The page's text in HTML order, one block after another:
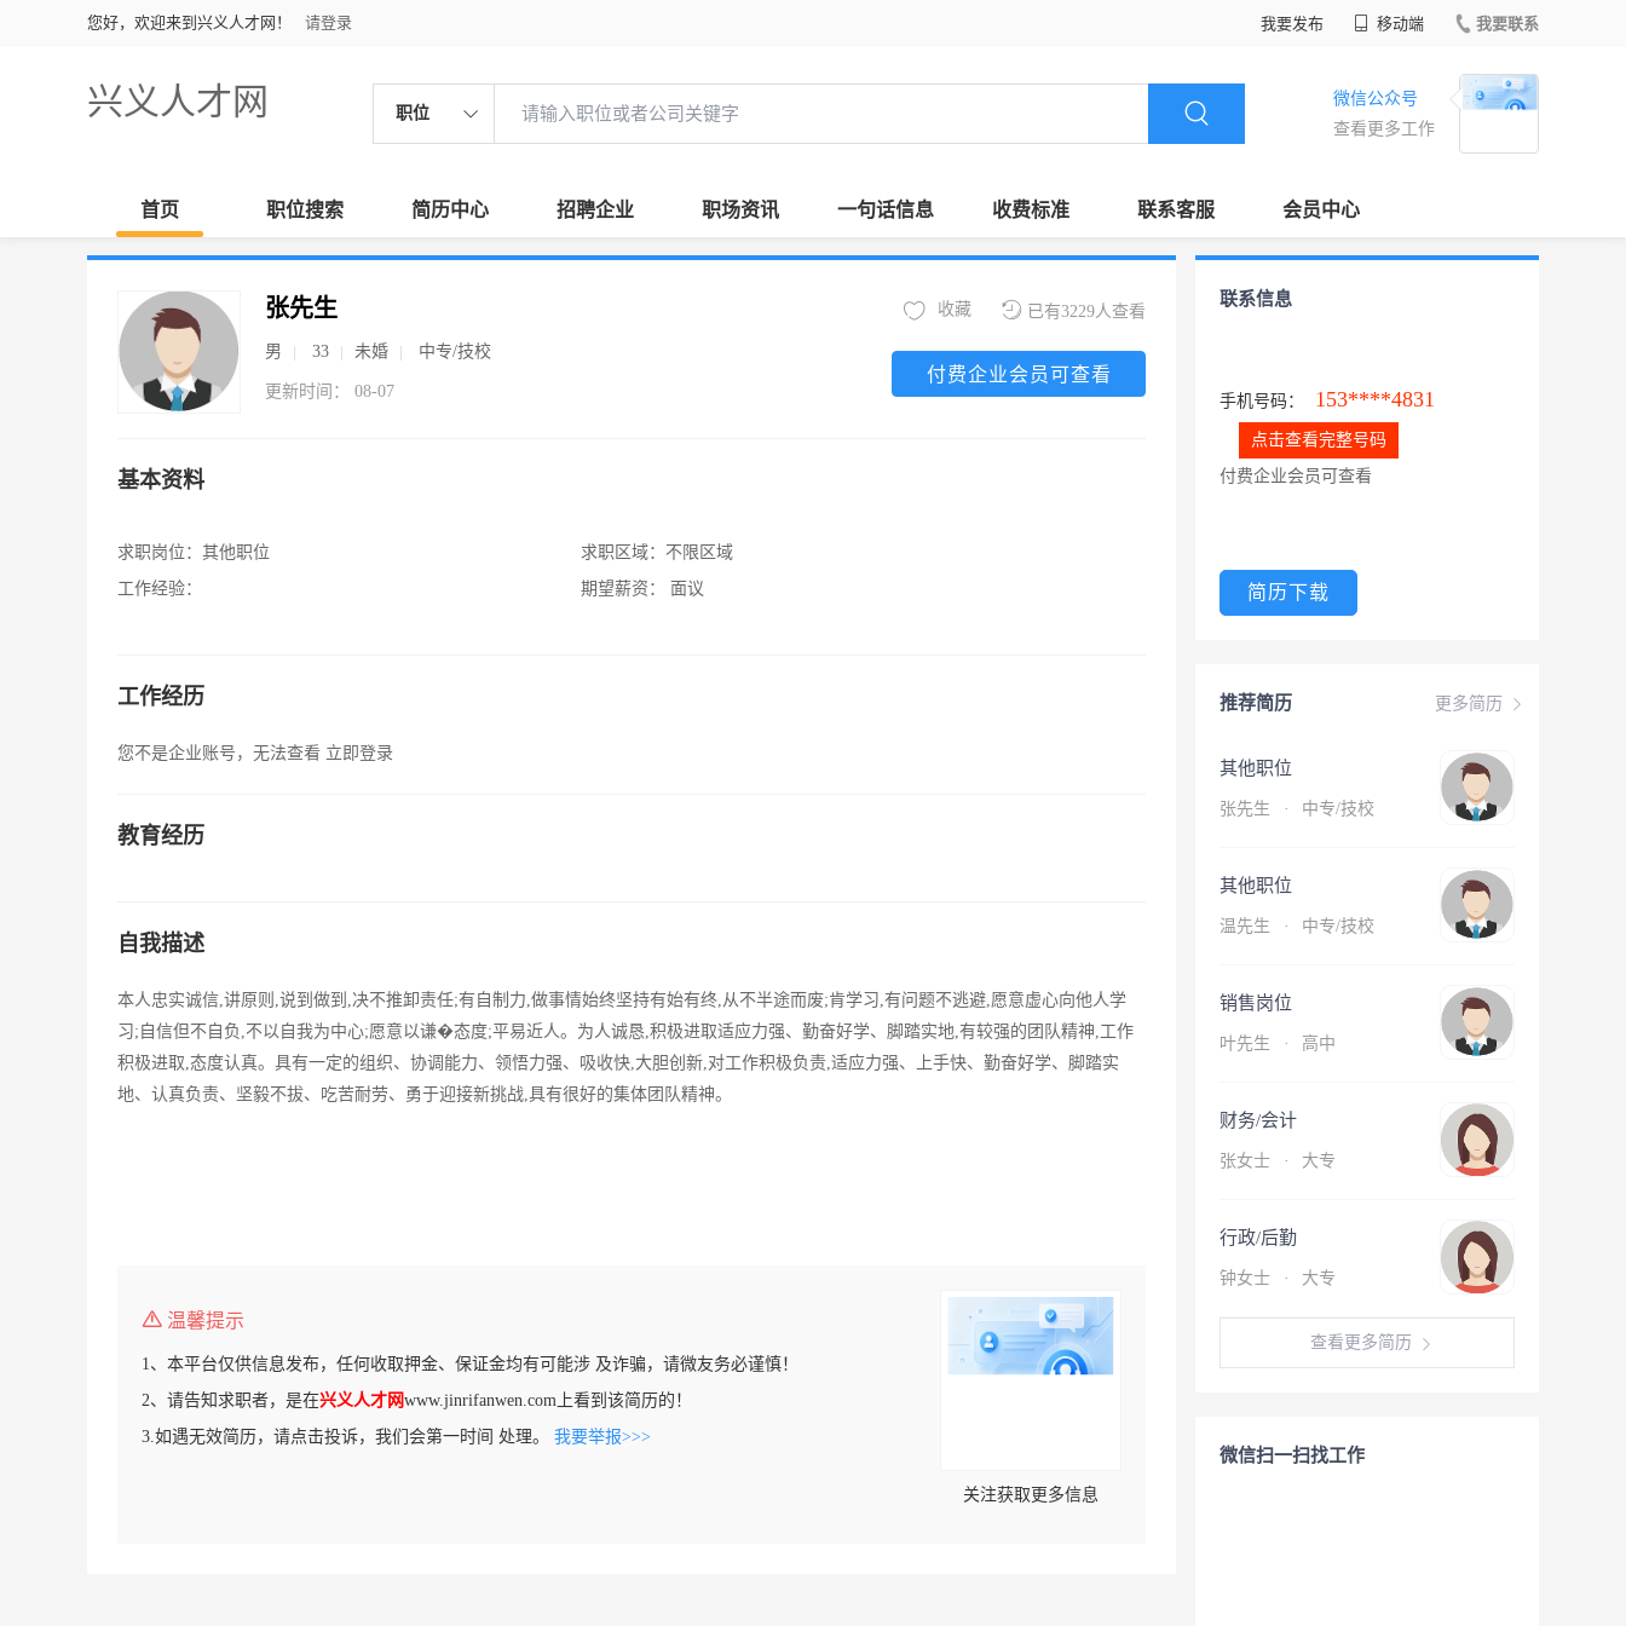
您好，欢迎来到兴义人才网！ 请登录 我要发布 移动端 我要联系
兴义人才网 职位
微信公众号
查看更多工作
首页 职位搜索 简历中心 招聘企业 职场资讯 一句话信息 收费标准 联系客服 会员中心
张先生
男 33 未婚 中专/技校
更新时间： 08-07
已有3229人查看
收藏
付费企业会员可查看
基本资料
求职岗位： 其他职位
工作经验：
求职区域： 不限区域
期望薪资：
面议
工作经历
您不是企业账号，无法查看 立即登录
教育经历
自我描述
本人忠实诚信,讲原则,说到做到,决不推卸责任;有自制力,做事情始终坚持有始有终,从不半途而废;肯学习,有问题不逃避,愿意虚心向他人学
习;自信但不自负,不以自我为中心;愿意以谦�态度;平易近人。为人诚恳,积极进取适应力强、勤奋好学、脚踏实地,有较强的团队精神,工作
积极进取,态度认真。具有一定的组织、协调能力、领悟力强、吸收快,大胆创新,对工作积极负责,适应力强、上手快、勤奋好学、脚踏实
地、认真负责、坚毅不拔、吃苦耐劳、勇于迎接新挑战,具有很好的集体团队精神。
温馨提示
1、本平台仅供信息发布，任何收取押金、保证金均有可能涉 及诈骗，请微友务必谨慎！
2、请告知求职者，是在兴义人才网www.jinrifanwen.com上看到该简历的！
3.如遇无效简历，请点击投诉，我们会第一时间 处理。 我要举报>>>
关注获取更多信息
联系信息
手机号码： 153****4831
点击查看完整号码
付费企业会员可查看
简历下载
更多简历
推荐简历
其他职位
张先生 · 中专/技校
其他职位
温先生 · 中专/技校
销售岗位
叶先生 · 高中
财务/会计
张女士 · 大专
行政/后勤
钟女士 · 大专
查看更多简历
微信扫一扫找工作